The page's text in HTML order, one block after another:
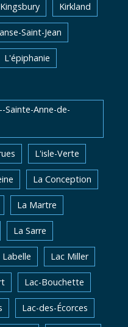
Kingsbury Kirkland
Saint-Jean
L'épiphanie
Sainte-Anne-de-
L'isle-Verte
La Conception
La Martre
La Sarre
Labelle Lac Miller
Lac-Bouchette
Lac-des-Écorces